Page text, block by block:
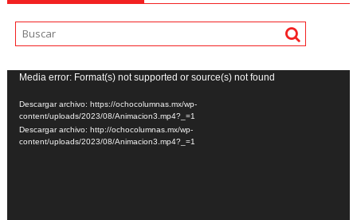
Reproductor
de
vídeo
Media error: Format(s) not supported or source(s) not found
Descargar archivo: https://ochocolumnas.mx/wp-
content/uploads/2023/08/Animacion3.mp4?_=1
Descargar archivo: http://ochocolumnas.mx/wp-
content/uploads/2023/08/Animacion3.mp4?_=1